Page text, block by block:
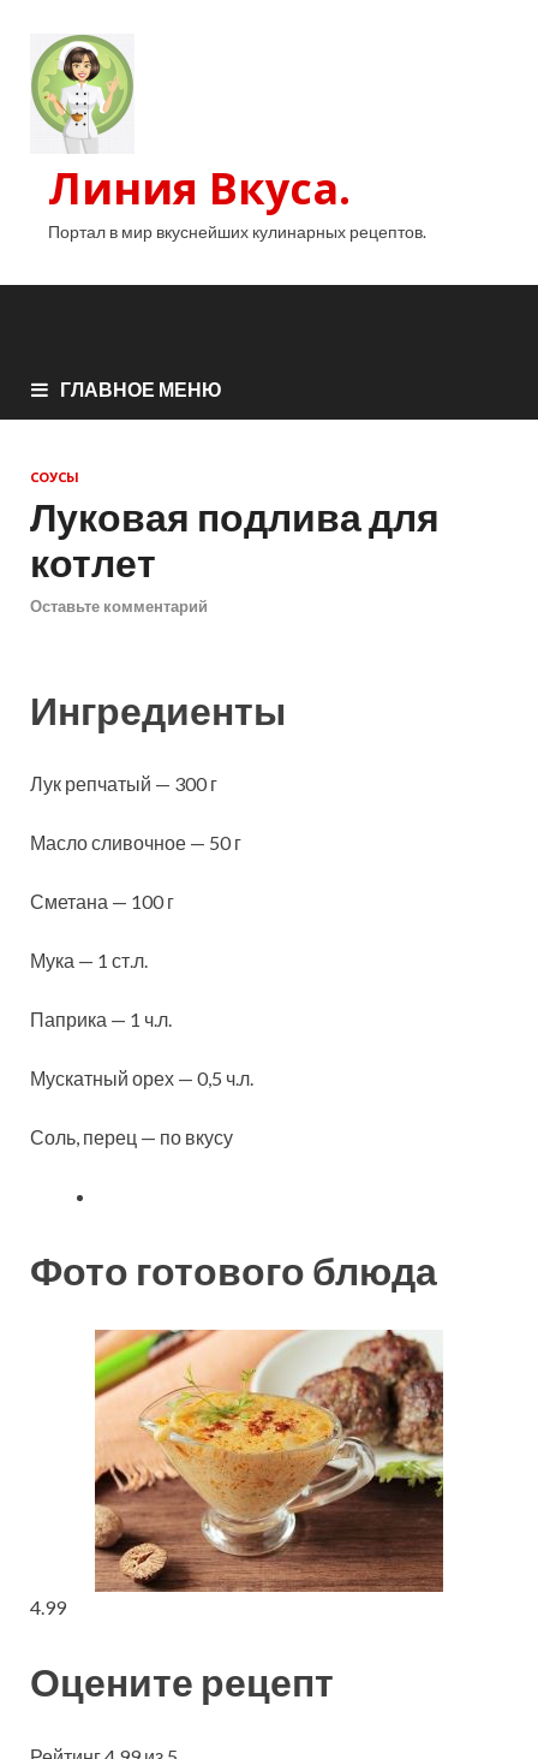
Линия Вкуса.
Портал в мир вкуснейших кулинарных рецептов.
ГЛАВНОЕ МЕНЮ
СОУСЫ
Луковая подлива для
котлет
Оставьте комментарий
Ингредиенты
Лук репчатый — 300 г
Масло сливочное — 50 г
Сметана — 100 г
Мука — 1 ст.л.
Паприка — 1 ч.л.
Мускатный орех — 0,5 ч.л.
Соль, перец — по вкусу
Фото готового блюда
4.99
Оцените рецепт